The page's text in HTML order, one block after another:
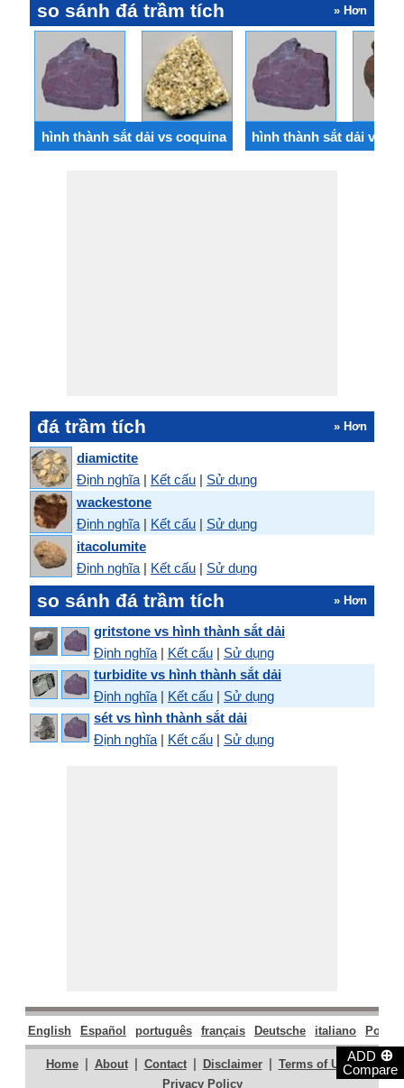
ADD ⊕
Compare
so sánh đá trầm tích » Hơn
hình thành sắt dải vs coquina hình thành sắt dải vs
đá trầm tích » Hơn
diamictite
Định nghĩa | Kết cấu | Sử dụng
wackestone
Định nghĩa | Kết cấu | Sử dụng
itacolumite
Định nghĩa | Kết cấu | Sử dụng
so sánh đá trầm tích » Hơn
gritstone vs hình thành sắt dải
Định nghĩa | Kết cấu | Sử dụng
turbidite vs hình thành sắt dải
Định nghĩa | Kết cấu | Sử dụng
sét vs hình thành sắt dải
Định nghĩa | Kết cấu | Sử dụng
English Español português français Deutsche italiano
Home | About | Contact | Disclaimer | Terms of Use |
Privacy Policy